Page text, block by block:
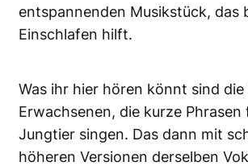
entspannenden Musikstück, das
Einschlafen hilft.
Was ihr hier hören könnt sind die
Erwachsenen, die kurze Phrasen
Jungtier singen. Das dann mit
höheren Versionen derselben